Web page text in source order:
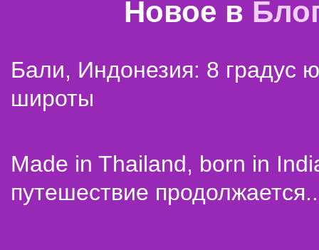
Новое в
Бали, Индонезия: 8 градус
широты
Made in Thailand, born in
путешествие